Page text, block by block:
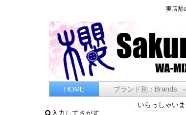
実店舗
HOME ブランド別：Brands
入力してさがす
いらっしゃい